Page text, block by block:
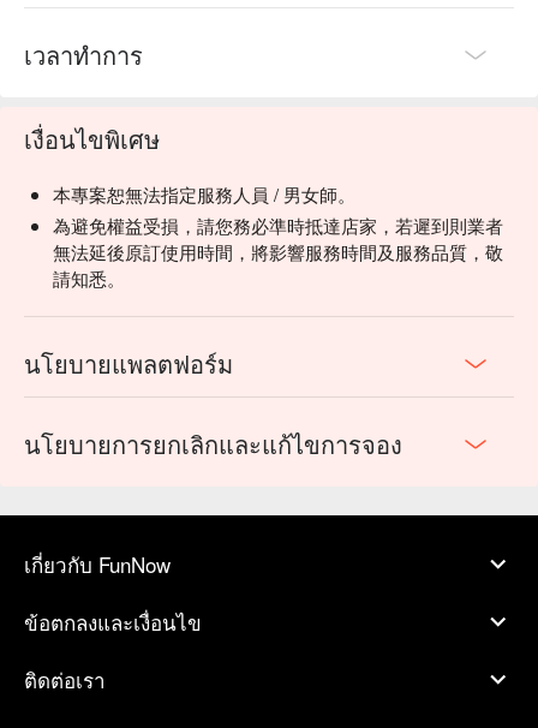
เวลาทำการ
เงื่อนไขพิเศษ
本專案恕無法指定服務人員 / 男女師。
為避免權益受損，請您務必準時抵達店家，若遲到則業者
無法延後原訂使用時間，將影響服務時間及服務品質，敬
請知悉。
นโยบายแพลตฟอร์ม
นโยบายการยกเลิกและแก้ไขการจอง
เกี่ยวกับ FunNow
ข้อตกลงและเงื่อนไข
ติดต่อเรา